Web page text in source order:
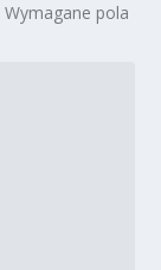
Wymagane pola